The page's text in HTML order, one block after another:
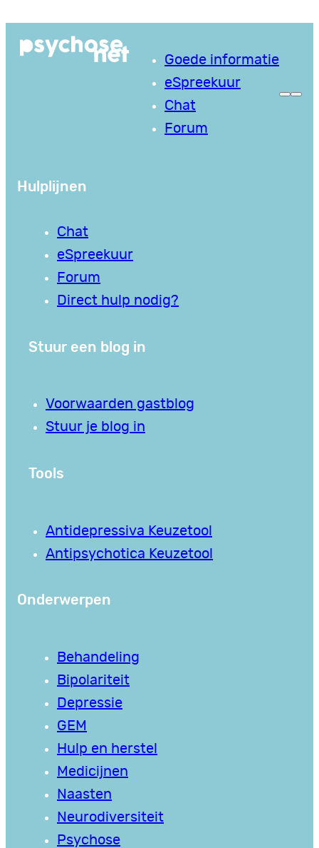
naar
Goede informatie
eSpreekuur
Chat
Forum
Hulplijnen
Chat
eSpreekuur
Forum
Direct hulp nodig?
Stuur een blog in
Voorwaarden gastblog
Stuur je blog in
Tools
Antidepressiva Keuzetool
Antipsychotica Keuzetool
Onderwerpen
Behandeling
Bipolariteit
Depressie
GEM
Hulp en herstel
Medicijnen
Naasten
Neurodiversiteit
Psychose